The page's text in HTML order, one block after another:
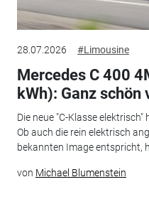
28.07.2026 #Limousine
Mercedes C 400
kWh): Ganz schön
Die neue "C-Klasse
Ob auch die rein elektrisch
bekannten Image entspricht,
von Michael Blumenstein